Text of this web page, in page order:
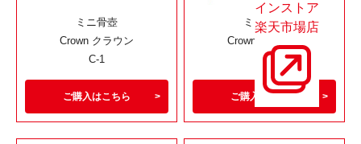
インストア
楽天市場店
ミニ骨壺
Crown クラウン
C-1
ご購入はこちら
ミニ骨壺
Crown クラウン
C-2
ご購入はこちら